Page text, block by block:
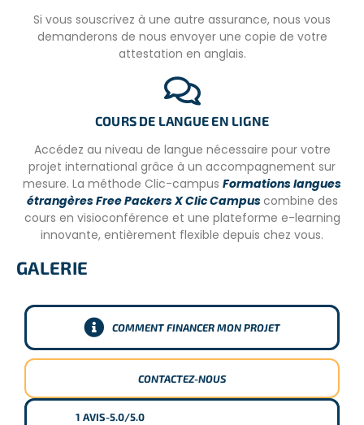
Si vous souscrivez à une autre assurance, nous vous
demanderons de nous envoyer une copie de votre
attestation en anglais.
COURS DE LANGUE EN LIGNE
Accédez au niveau de langue nécessaire pour votre
projet international grâce à un accompagnement sur
mesure. La méthode Clic-campus Formations langues
étrangères Free Packers X Clic Campuscombine des
cours en visioconférence et une plateforme e-learning
innovante, entièrement flexible depuis chez vous.
GALERIE
COMMENT FINANCER MON PROJET
CONTACTEZ-NOUS
1 AVIS-5.0/5.0